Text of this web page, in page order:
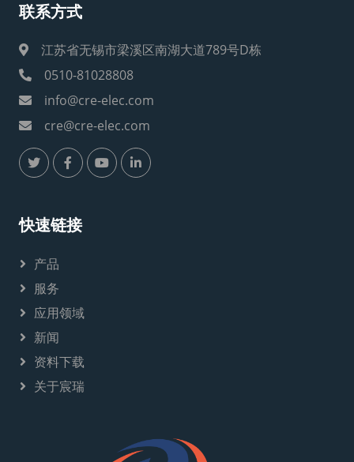
联系方式
江苏省无锡市梁溪区南湖大道789号D栋
0510-81028808
info@cre-elec.com
cre@cre-elec.com
快速链接
产品
服务
应用领域
新闻
资料下载
关于宸瑞